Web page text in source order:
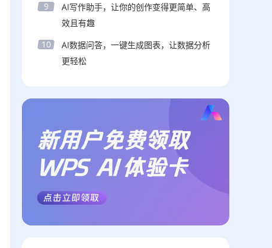
9
AI写作助手，让你的创作变得更简单、高
效且有趣
10
AI数据问答，一键生成图表，让数据分析
更轻松